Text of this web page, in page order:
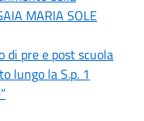
MARIA SOLE
di pre e post scuola
lungo la S.p. 1